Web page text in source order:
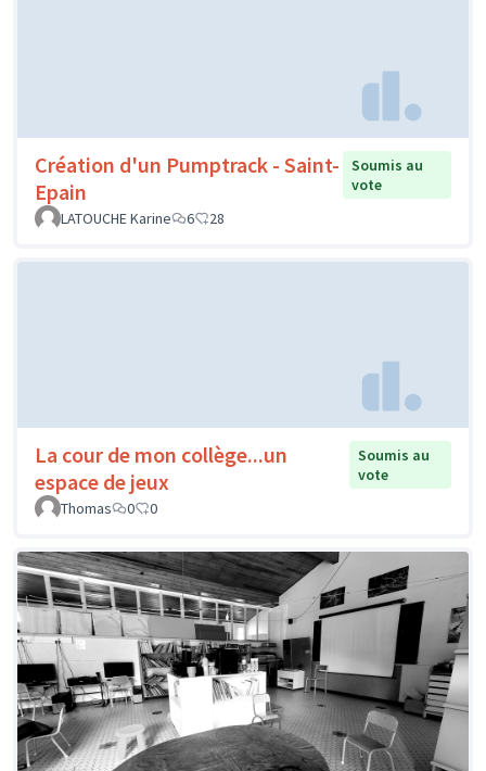
Création d'un Pumptrack - Saint-
Epain
Soumis au
vote
LATOUCHE Karine
6 28
La cour de mon collège...un
espace de jeux
Soumis au
vote
Thomas
0 0